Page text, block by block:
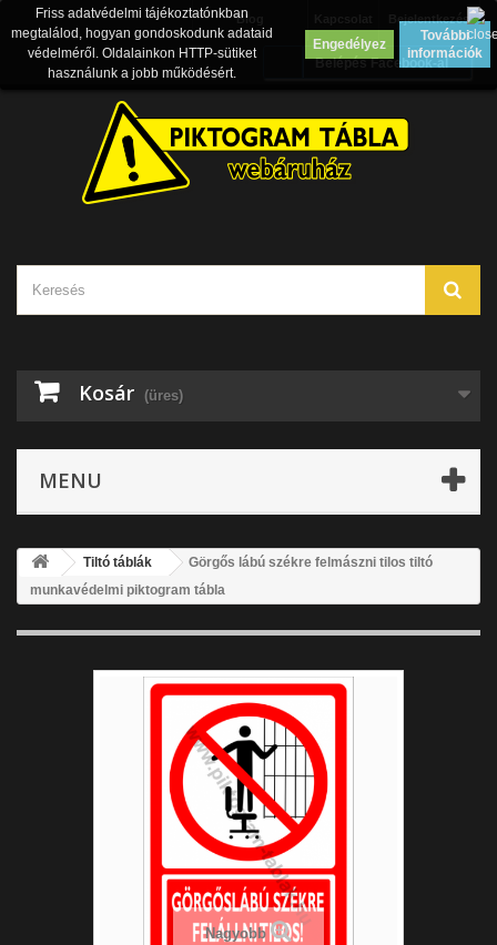
Bejelentkezés
Blog
Belépés Facebook-al
Kosár (üres)
MENU
Friss adatvédelmi tájékoztatónkban
megtalálod, hogyan gondoskodunk adataid
védelméről. Oldalainkon HTTP-sütiket
használunk a jobb működésért.
Engedélyez
További
információk
Tiltó táblák
Görgős lábú székre felmászni tilos tiltó
munkavédelmi piktogram tábla
Nagyobb